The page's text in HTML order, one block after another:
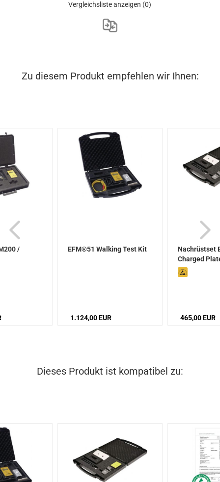
Vergleichsliste anzeigen (0)
Zu diesem Produkt empfehlen wir Ihnen:
/ EFM®51 Walking Test Kit
1.124,00 EUR
Nachrüstset
Charged
465,00 EUR
Dieses Produkt ist kompatibel zu: